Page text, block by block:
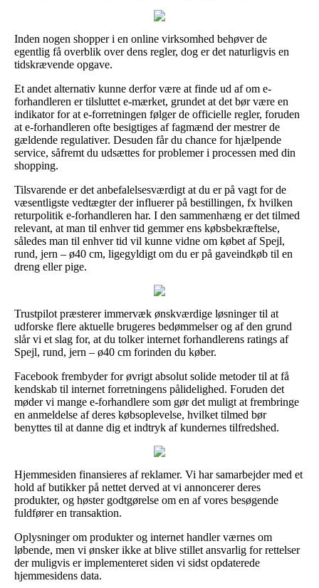
Inden nogen shopper i en online virksomhed behøver de
egentlig få overblik over dens regler, dog er det naturligvis en
tidskrævende opgave.
Et andet alternativ kunne derfor være at finde ud af om e-
forhandleren er tilsluttet e-mærket, grundet at det bør være en
indikator for at e-forretningen følger de officielle regler, foruden
at e-forhandleren ofte besigtiges af fagmænd der mestrer de
gældende regulativer. Desuden får du chance for hjælpende
service, såfremt du udsættes for problemer i processen med din
shopping.
Tilsvarende er det anbefalelsesværdigt at du er på vagt for de
væsentligste vedtægter der influerer på bestillingen, fx hvilken
returpolitik e-forhandleren har. I den sammenhæng er det tilmed
relevant, at man til enhver tid gemmer ens købsbekræftelse,
således man til enhver tid vil kunne vidne om købet af Spejl,
rund, jern – ø40 cm, ligegyldigt om du er på gaveindkøb til en
dreng eller pige.
Trustpilot præsterer immervæk ønskværdige løsninger til at
udforske flere aktuelle brugeres bedømmelser og af den grund
slår vi et slag for, at du tolker internet forhandlerens ratings af
Spejl, rund, jern – ø40 cm forinden du køber.
Facebook frembyder for øvrigt absolut solide metoder til at få
kendskab til internet forretningens pålidelighed. Foruden det
møder vi mange e-forhandlere som gør det muligt at frembringe
en anmeldelse af deres købsoplevelse, hvilket tilmed bør
benyttes til at danne dig et indtryk af kundernes tilfredshed.
Hjemmesiden finansieres af reklamer. Vi har samarbejder med et
hold af butikker på nettet derved at vi annoncerer deres
produkter, og høster godtgørelse om en af vores besøgende
fuldfører en transaktion.
Oplysninger om produkter og internet handler værnes om
løbende, men vi ønsker ikke at blive stillet ansvarlig for rettelser
der muligvis er implementeret siden vi sidst opdaterede
hjemmesidens data.